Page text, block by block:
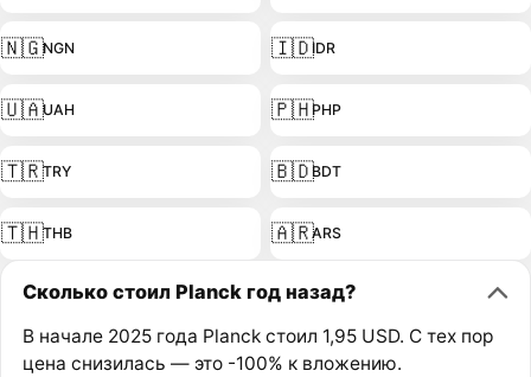
🇳🇬NGN 🇮🇩IDR
🇺🇦UAH 🇵🇭PHP
🇹🇷TRY 🇧🇩BDT
🇹🇭THB 🇦🇷ARS
Сколько стоил Planck год назад?
В начале 2025 года Planck стоил 1,95 USD. С тех пор
цена снизилась — это -100% к вложению.